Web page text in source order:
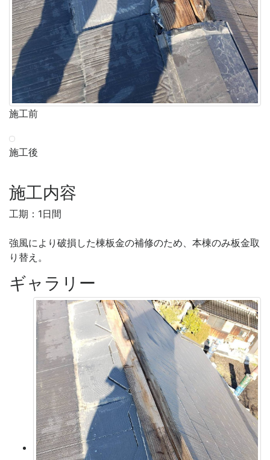
施工前
施工後
施工内容
工期：1日間
強風により破損した棟板金の補修のため、本棟のみ板金取
り替え。
ギャラリー